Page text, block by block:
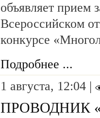
объявляет прием
Всероссийском
конкурсе
Подробнее ...
1 августа, 12:04 |
ПРОВОДНИК